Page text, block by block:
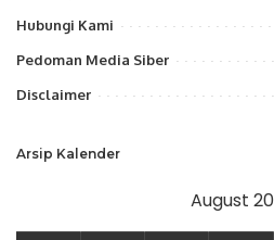
Hubungi Kami
Pedoman Media Siber
Disclaimer
Arsip Kalender
August